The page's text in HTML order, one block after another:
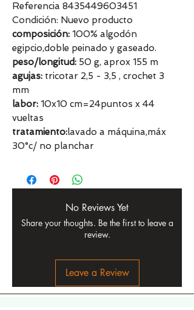
Referencia 8435449603451
Condición: Nuevo producto
composición: 100% algodón
egipcio,doble peinado y gaseado.
peso/longitud: 50 g, aprox 155 m
agujas: tricotar 2,5 - 3,5 , crochet 3
mm
labor: 10x10 cm=24puntos x 44
vueltas
tratamiento:lavado a máquina,máx
30°c/ no planchar
No Reviews Yet
Share your thoughts. Be the first to leave a
review.
Leave a Review